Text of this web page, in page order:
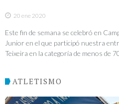
20 ene 2020
Este fin de semana se celebró en
Junior en el que participó nuestra
Teixeira en la categoría de menos de
ATLETISMO